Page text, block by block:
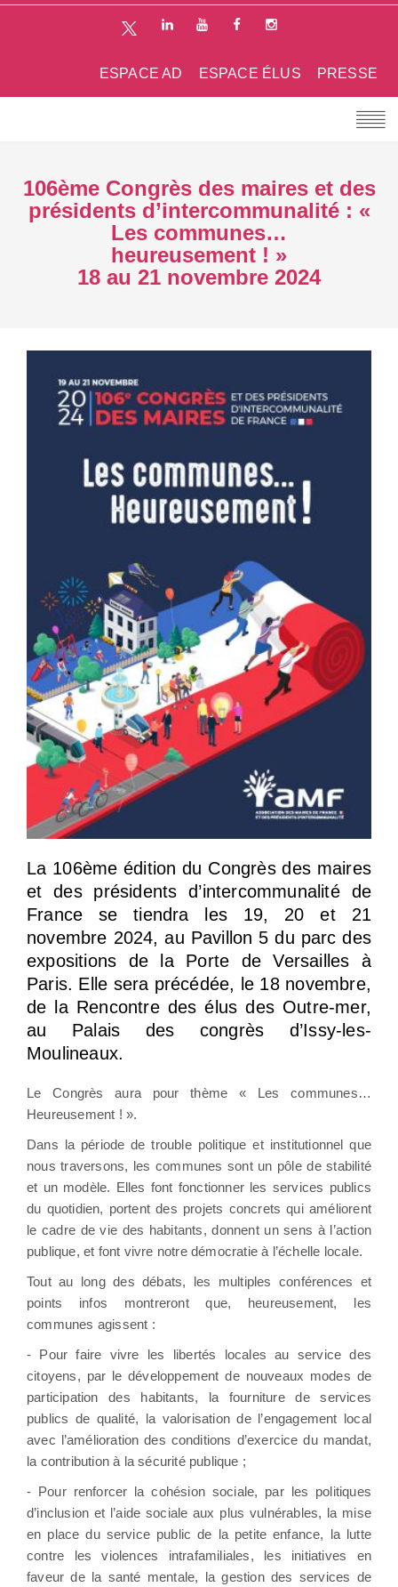
PRESSE
ESPACE ÉLUS
ESPACE AD
106ème Congrès des maires et des
présidents d’intercommunalité : «
Les communes…
heureusement ! »
18 au 21 novembre 2024
La 106ème édition du Congrès des maires
et des présidents d’intercommunalité de
France se tiendra les 19, 20 et 21
novembre 2024, au Pavillon 5 du parc des
expositions de la Porte de Versailles à
Paris. Elle sera précédée, le 18 novembre,
de la Rencontre des élus des Outre-mer,
au Palais des congrès d’Issy-les-
Moulineaux.
Le Congrès aura pour thème « Les communes…
Heureusement ! ».
Dans la période de trouble politique et institutionnel que
nous traversons, les communes sont un pôle de stabilité
et un modèle. Elles font fonctionner les services publics
du quotidien, portent des projets concrets qui améliorent
le cadre de vie des habitants, donnent un sens à l’action
publique, et font vivre notre démocratie à l’échelle locale.
Tout au long des débats, les multiples conférences et
points infos montreront que, heureusement, les
communes agissent :
- Pour faire vivre les libertés locales au service des
citoyens, par le développement de nouveaux modes de
participation des habitants, la fourniture de services
publics de qualité, la valorisation de l’engagement local
avec l’amélioration des conditions d’exercice du mandat,
la contribution à la sécurité publique ;
- Pour renforcer la cohésion sociale, par les politiques
d’inclusion et l’aide sociale aux plus vulnérables, la mise
en place du service public de la petite enfance, la lutte
contre les violences intrafamiliales, les initiatives en
faveur de la santé mentale, la gestion des services de